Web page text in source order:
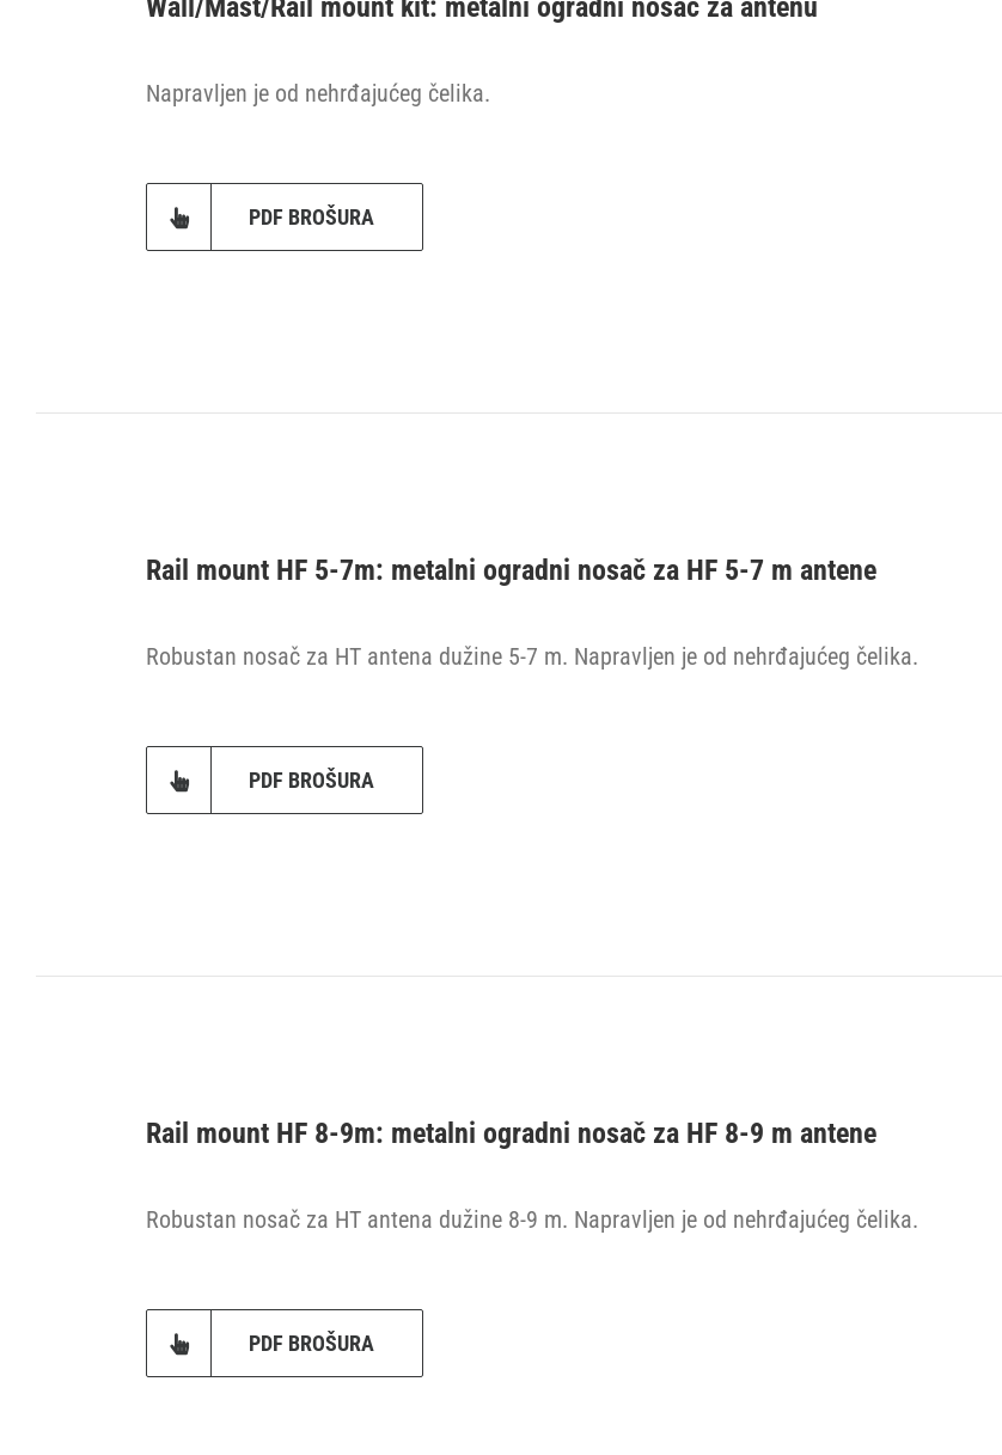
Wall/Mast/Rail mount kit: metalni ogradni nosač za antenu
Napravljen je od nehrđajućeg čelika.
PDF BROŠURA
Rail mount HF 5-7m: metalni ogradni nosač za HF 5-7 m antene
Robustan nosač za HT antena dužine 5-7 m. Napravljen je od nehrđajućeg čelika.
PDF BROŠURA
Rail mount HF 8-9m: metalni ogradni nosač za HF 8-9 m antene
Robustan nosač za HT antena dužine 8-9 m. Napravljen je od nehrđajućeg čelika.
PDF BROŠURA